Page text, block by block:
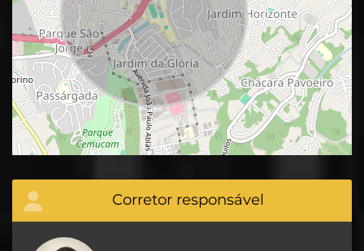
Corretor responsável